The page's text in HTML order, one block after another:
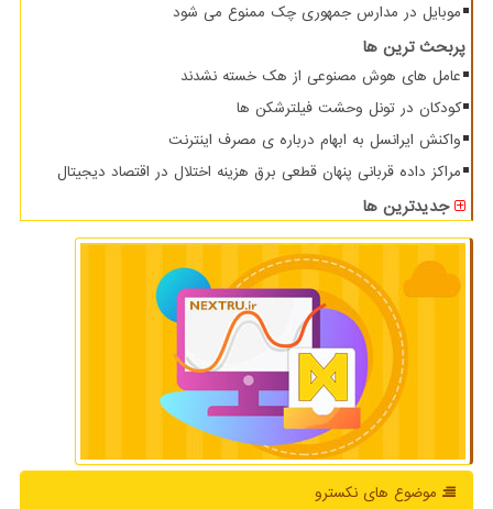
موبایل در مدارس جمهوری چک ممنوع می شود
پربحث ترین ها
عامل های هوش مصنوعی از هک خسته نشدند
کودکان در تونل وحشت فیلترشکن ها
واکنش ایرانسل به ابهام درباره ی مصرف اینترنت
مراکز داده قربانی پنهان قطعی برق هزینه اختلال در اقتصاد دیجیتال
جدیدترین ها
موضوع های نكسترو